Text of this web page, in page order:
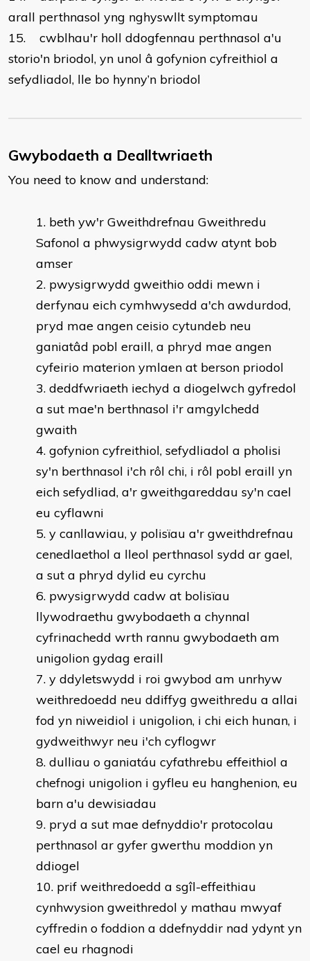
arall perthnasol yng nghyswllt symptomau
15. cwblhau'r holl ddogfennau perthnasol a'u
storio'n briodol, yn unol â gofynion cyfreithiol a
sefydliadol, lle bo hynny’n briodol
Gwybodaeth a Dealltwriaeth
You need to know and understand:
beth yw'r Gweithdrefnau Gweithredu
Safonol a phwysigrwydd cadw atynt bob
amser
pwysigrwydd gweithio oddi mewn i
derfynau eich cymhwysedd a'ch awdurdod,
pryd mae angen ceisio cytundeb neu
ganiatâd pobl eraill, a phryd mae angen
cyfeirio materion ymlaen at berson priodol
deddfwriaeth iechyd a diogelwch gyfredol
a sut mae'n berthnasol i'r amgylchedd
gwaith
gofynion cyfreithiol, sefydliadol a pholisi
sy'n berthnasol i'ch rôl chi, i rôl pobl eraill yn
eich sefydliad, a'r gweithgareddau sy'n cael
eu cyflawni
y canllawiau, y polisïau a'r gweithdrefnau
cenedlaethol a lleol perthnasol sydd ar gael,
a sut a phryd dylid eu cyrchu
pwysigrwydd cadw at bolisïau
llywodraethu gwybodaeth a chynnal
cyfrinachedd wrth rannu gwybodaeth am
unigolion gydag eraill
y ddyletswydd i roi gwybod am unrhyw
weithredoedd neu ddiffyg gweithredu a allai
fod yn niweidiol i unigolion, i chi eich hunan, i
gydweithwyr neu i'ch cyflogwr
dulliau o ganiatáu cyfathrebu effeithiol a
chefnogi unigolion i gyfleu eu hanghenion, eu
barn a'u dewisiadau
pryd a sut mae defnyddio'r protocolau
perthnasol ar gyfer gwerthu moddion yn
ddiogel
prif weithredoedd a sgîl-effeithiau
cynhwysion gweithredol y mathau mwyaf
cyffredin o foddion a ddefnyddir nad ydynt yn
cael eu rhagnodi